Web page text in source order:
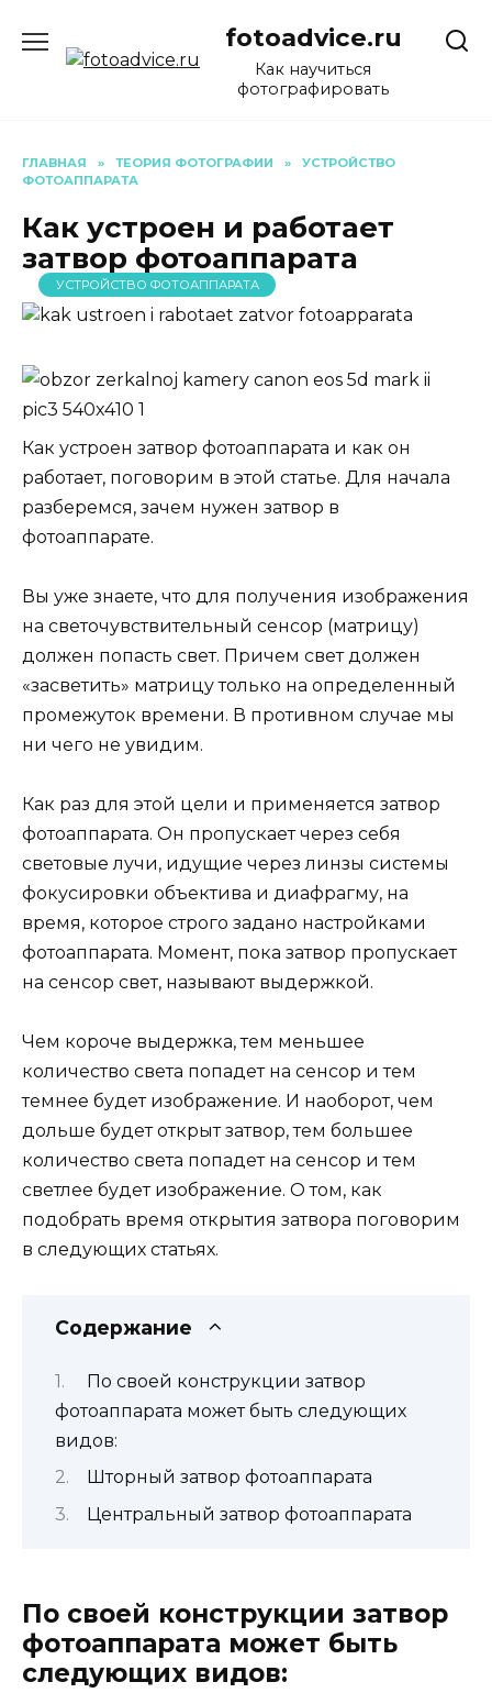
содержанию
fotoadvice.ru
Как научиться
фотографировать
ГЛАВНАЯ » ТЕОРИЯ ФОТОГРАФИИ »
УСТРОЙСТВО
ФОТОАППАРАТА
Как устроен и работает
затвор фотоаппарата
УСТРОЙСТВО ФОТОАППАРАТА
Как устроен затвор фотоаппарата и как он
работает, поговорим в этой статье. Для начала
разберемся, зачем нужен затвор в
фотоаппарате.
Вы уже знаете, что для получения изображения
на светочувствительный сенсор (матрицу)
должен попасть свет. Причем свет должен
«засветить» матрицу только на определенный
промежуток времени. В противном случае мы
ни чего не увидим.
Как раз для этой цели и применяется затвор
фотоаппарата. Он пропускает через себя
световые лучи, идущие через линзы системы
фокусировки объектива и диафрагму, на
время, которое строго задано настройками
фотоаппарата. Момент, пока затвор пропускает
на сенсор свет, называют выдержкой.
Чем короче выдержка, тем меньшее
количество света попадет на сенсор и тем
темнее будет изображение. И наоборот, чем
дольше будет открыт затвор, тем большее
количество света попадет на сенсор и тем
светлее будет изображение. О том, как
подобрать время открытия затвора поговорим
в следующих статьях.
Содержание
По своей конструкции затвор
фотоаппарата может быть следующих
видов:
Шторный затвор фотоаппарата
Центральный затвор фотоаппарата
По своей конструкции затвор
фотоаппарата может быть
следующих видов: